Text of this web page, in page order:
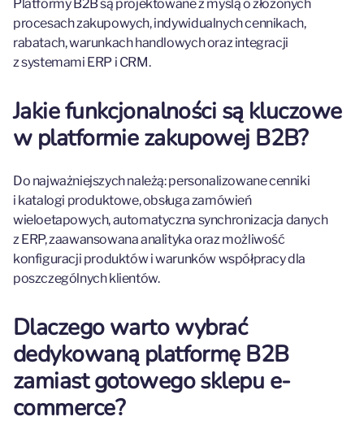
Platformy B2B są projektowane z myślą o złożonych
procesach zakupowych, indywidualnych cennikach,
rabatach, warunkach handlowych oraz integracji
z systemami ERP i CRM.
Jakie funkcjonalności są kluczowe
w platformie zakupowej B2B?
Do najważniejszych należą: personalizowane cenniki
i katalogi produktowe, obsługa zamówień
wieloetapowych, automatyczna synchronizacja danych
z ERP, zaawansowana analityka oraz możliwość
konfiguracji produktów i warunków współpracy dla
poszczególnych klientów.
Dlaczego warto wybrać
dedykowaną platformę B2B
zamiast gotowego sklepu e-
commerce?